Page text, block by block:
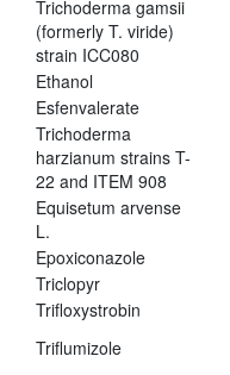
Trichoderma gamsii
(formerly T. viride)
strain ICC080
Ethanol
Esfenvalerate
Trichoderma
harzianum strains T-
22 and ITEM 908
Equisetum arvense
L.
Epoxiconazole
Triclopyr
Trifloxystrobin
Triflumizole